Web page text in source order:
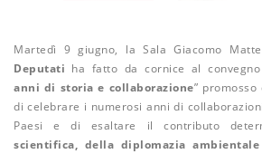
Martedì 9 giugno, la Sala Giacomo
Deputati ha fatto da cornice al
anni di storia e collaborazione” promosso
di celebrare i numerosi anni di
Paesi e di esaltare il contributo
scientifica, della diplomazia